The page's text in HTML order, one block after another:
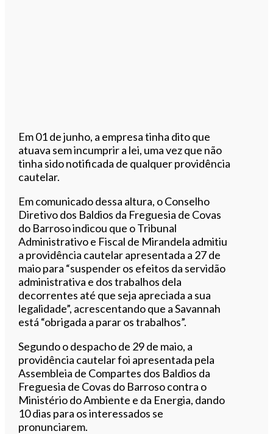
Em 01 de junho, a empresa tinha dito que
atuava sem incumprir a lei, uma vez que não
tinha sido notificada de qualquer providência
cautelar.
Em comunicado dessa altura, o Conselho
Diretivo dos Baldios da Freguesia de Covas
do Barroso indicou que o Tribunal
Administrativo e Fiscal de Mirandela admitiu
a providência cautelar apresentada a 27 de
maio para “suspender os efeitos da servidão
administrativa e dos trabalhos dela
decorrentes até que seja apreciada a sua
legalidade”, acrescentando que a Savannah
está “obrigada a parar os trabalhos”.
Segundo o despacho de 29 de maio, a
providência cautelar foi apresentada pela
Assembleia de Compartes dos Baldios da
Freguesia de Covas do Barroso contra o
Ministério do Ambiente e da Energia, dando
10 dias para os interessados se
pronunciarem.